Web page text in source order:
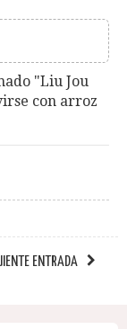
"Liu Jou
con arroz
ENTRADA